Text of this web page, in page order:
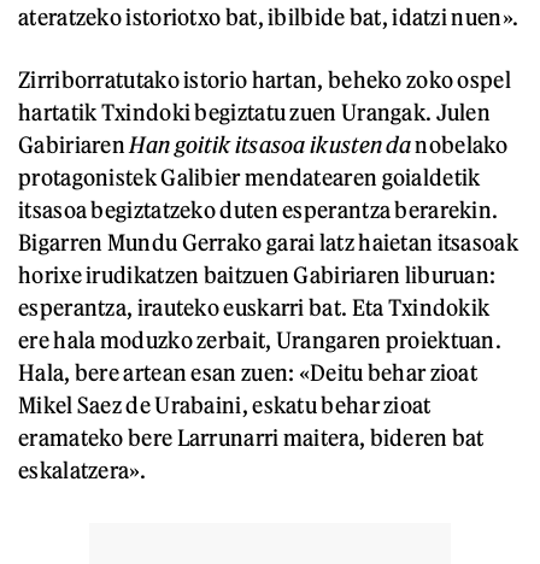
ateratzeko istoriotxo bat, ibilbide bat, idatzi nuen».
Zirriborratutako istorio hartan, beheko zoko ospel
hartatik Txindoki begiztatu zuen Urangak. Julen
GabiriarenHan goitik itsasoa ikusten danobelako
protagonistek Galibier mendatearen goialdetik
itsasoa begiztatzeko duten esperantza berarekin.
Bigarren Mundu Gerrako garai latz haietan itsasoak
horixe irudikatzen baitzuen Gabiriaren liburuan:
esperantza, irauteko euskarri bat. Eta Txindokik
ere hala moduzko zerbait, Urangaren proiektuan.
Hala, bere artean esan zuen: «Deitu behar zioat
Mikel Saez de Urabaini, eskatu behar zioat
eramateko bere Larrunarri maitera, bideren bat
eskalatzera».